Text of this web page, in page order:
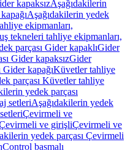
kapaksızAşağıdakilerin
Aşağıdakilerin yedek
ekipmanları,
tekneleri tahliye ekipmanları,
parçası Gider kapaklıGider
Gider kapaksızGider
Gider kapağıKüvetler tahliye
parçası Küvetler tahliye
yedek parçası
setleriAşağıdakilerin yedek
Çevirmeli ve
ve girişliÇevirmeli ve
yedek parçası Çevirmeli
basmalı